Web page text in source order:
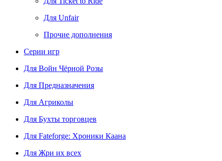
Для Unfair
Прочие дополнения
Серии игр
Для Войн Чёрной Розы
Для Предназначения
Для Агриколы
Для Бухты торговцев
Для Fateforge: Хроники Каана
Для Жри их всех